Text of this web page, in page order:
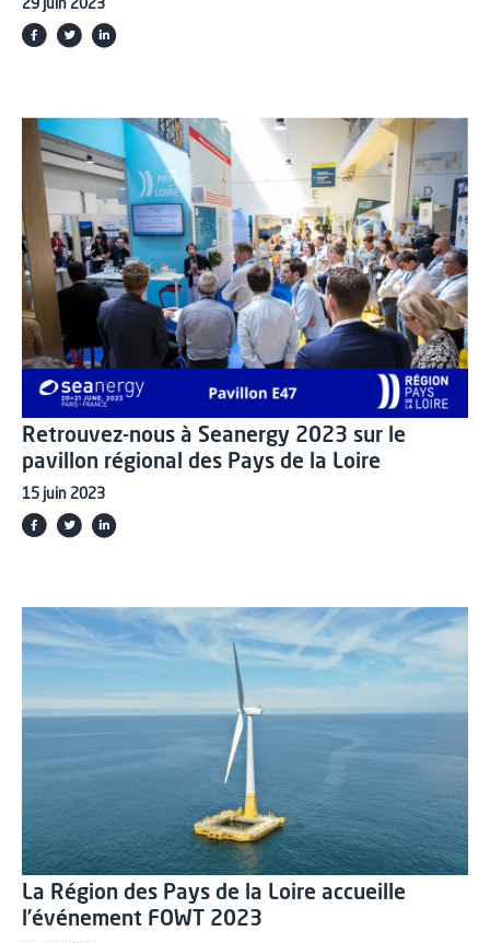
29 juin 2023
Retrouvez-nous à Seanergy 2023 sur le
pavillon régional des Pays de la Loire
15 juin 2023
La Région des Pays de la Loire accueille
l’événement FOWT 2023